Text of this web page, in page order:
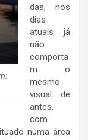
das, nos
dias
atuais já
não
comporta
m o
mesmo
visual de
antes,
com
numa área